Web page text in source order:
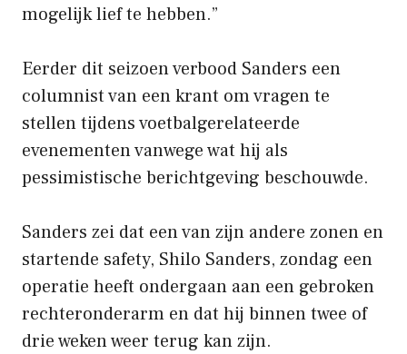
mogelijk lief te hebben.”
Eerder dit seizoen verbood Sanders een
columnist van een krant om vragen te
stellen tijdens voetbalgerelateerde
evenementen vanwege wat hij als
pessimistische berichtgeving beschouwde.
Sanders zei dat een van zijn andere zonen en
startende safety, Shilo Sanders, zondag een
operatie heeft ondergaan aan een gebroken
rechteronderarm en dat hij binnen twee of
drie weken weer terug kan zijn.